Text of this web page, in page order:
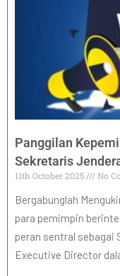
Panggilan
Sekretaris
11th October 2025 No
Bergabunglah
para pemimpin
peran sentral sebagai
Executive Director